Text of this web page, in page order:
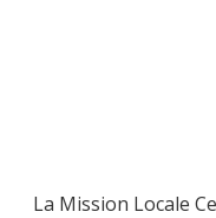
La Mission Locale